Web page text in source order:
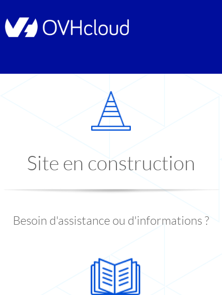
Site en construction
Besoin d'assistance ou d'informations ?